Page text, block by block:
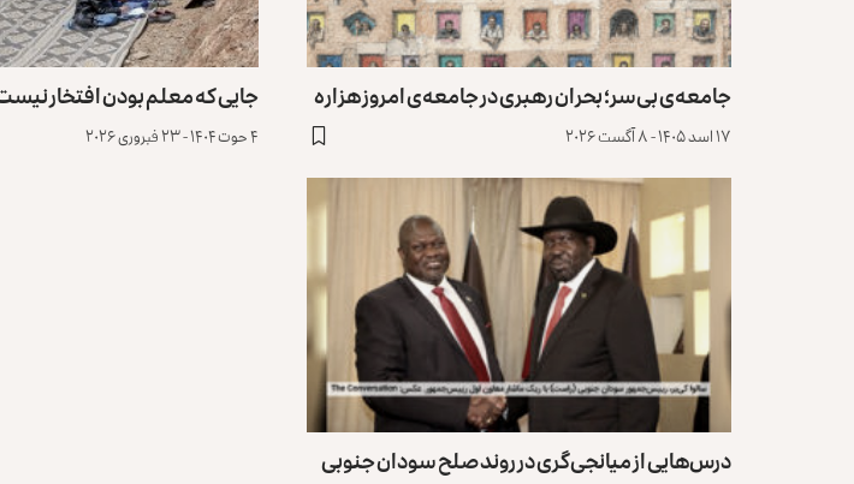
جامعه‌ی بی‌سر؛ بحران رهبری در جامعه‌ی امروز هزاره
۱۷ اسد ۱۴۰۵ - ۸ آگست ۲۰۲۶
جایی که معلم بودن افتخار
۴ حوت ۱۴۰۴ - ۲۳ فبروری ۲۰۲۶
درس‌هایی از میانجی‌گری در روند صلح سودان جنوبی